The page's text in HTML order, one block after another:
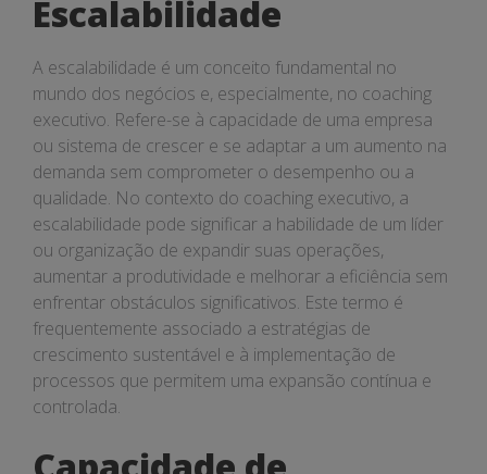
Escalabilidade
A escalabilidade é um conceito fundamental no
mundo dos negócios e, especialmente, no coaching
executivo. Refere-se à capacidade de uma empresa
ou sistema de crescer e se adaptar a um aumento na
demanda sem comprometer o desempenho ou a
qualidade. No contexto do coaching executivo, a
escalabilidade pode significar a habilidade de um líder
ou organização de expandir suas operações,
aumentar a produtividade e melhorar a eficiência sem
enfrentar obstáculos significativos. Este termo é
frequentemente associado a estratégias de
crescimento sustentável e à implementação de
processos que permitem uma expansão contínua e
controlada.